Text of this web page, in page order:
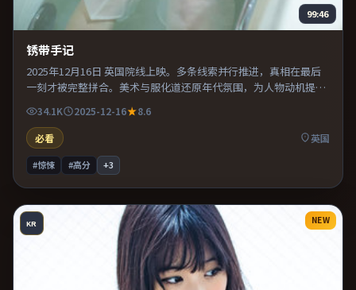
99:46
锈带手记
2025年12月16日 英国院线上映。多条线索并行推进，真相在最后
一刻才被完整拼合。美术与服化道还原年代氛围，为人物动机提供
34.1K 2025-12-16
8.6
必看
英国
#惊悚 #高分 +3
KR NEW